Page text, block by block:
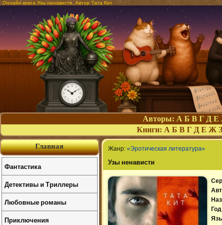
Онлайн книга Узы ненависти. Автор Тата Кит
Авторы: А Б В Г Д Е
Книги: А Б В Г Д Е Ж З
Жанр: «Эротическая литература»
Узы ненависти
Главная
Фантастика
Детективы и Триллеры
Любовные романы
Приключения